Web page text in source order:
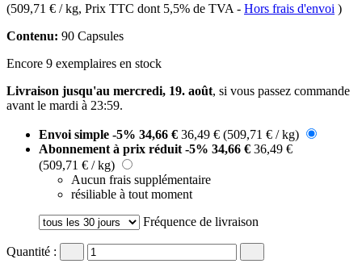
(509,71 € / kg, Prix TTC dont 5,5% de TVA - Hors frais d'envoi )
Contenu: 90 Capsules
Encore 9 exemplaires en stock
Livraison jusqu'au mercredi, 19. août, si vous passez commande
avant le mardi à 23:59.
Envoi simple -5% 34,66 € 36,49 € (509,71 € / kg)
Abonnement à prix réduit -5% 34,66 € 36,49 €
(509,71 € / kg)
Aucun frais supplémentaire
résiliable à tout moment
Fréquence de livraison
Quantité :